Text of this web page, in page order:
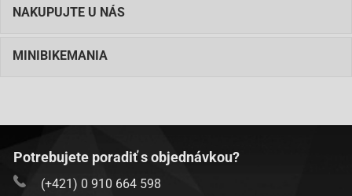
NAKUPUJTE U NÁS
MINIBIKEMANIA
Potrebujete poradiť s objednávkou?
(+421) 0 910 664 598